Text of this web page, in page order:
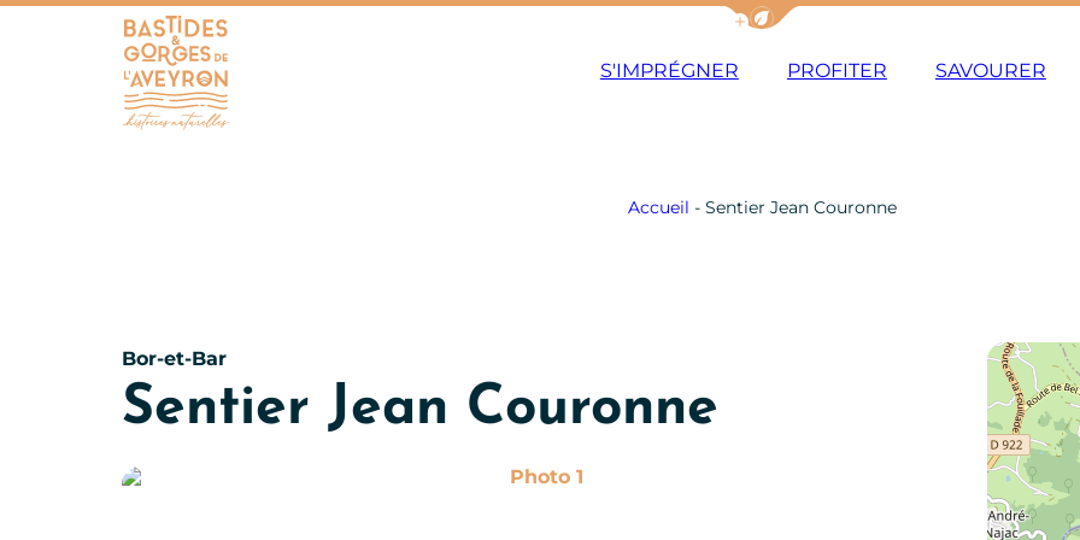
Afficher la barre de navigation du
S'IMPRÉGNER PROFITER SAVOURER
Accueil - Sentier Jean Couronne
Bor-et-Bar
Sentier Jean Couronne
Photo 1